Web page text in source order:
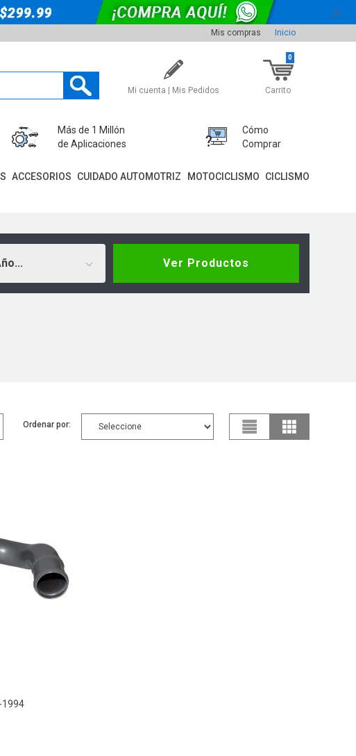
Mis compras Inicio
Mi cuenta | Mis Pedidos Carrito
0
Más de 1 Millón
de Aplicaciones
Cómo
Comprar
ACCESORIOS CUIDADO AUTOMOTRIZ MOTOCICLISMO CICLISMO
Ver Productos
Ordenar por:
1994